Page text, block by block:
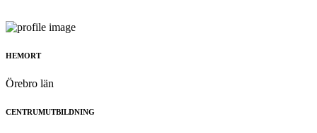
HEMORT
Örebro län
CENTRUMUTBILDNING